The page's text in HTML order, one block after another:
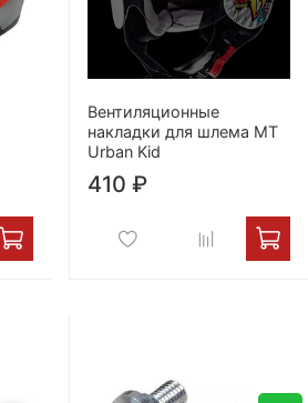
Вентиляционные
накладки для шлема MT
Urban Kid
410 ₽